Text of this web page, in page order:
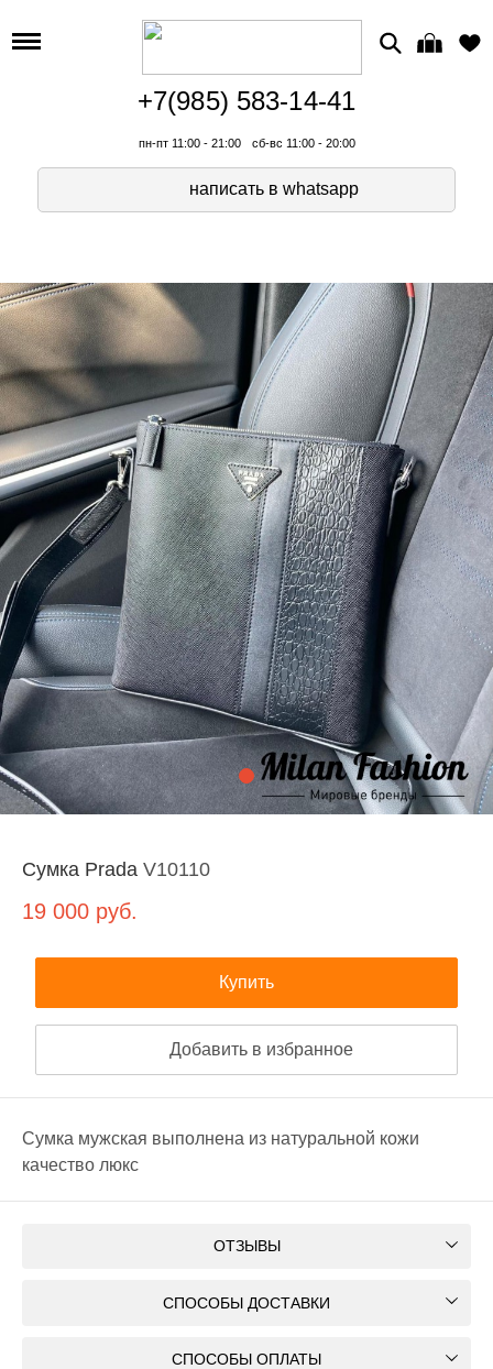
+7(985) 583-14-41
пн-пт 11:00 - 21:00 сб-вс 11:00 - 20:00
написать в whatsapp
Сумка Prada V10110
19 000 руб.
Купить
Добавить в избранное
Сумка мужская выполнена из натуральной кожи
качество люкс
ОТЗЫВЫ
СПОСОБЫ ДОСТАВКИ
СПОСОБЫ ОПЛАТЫ